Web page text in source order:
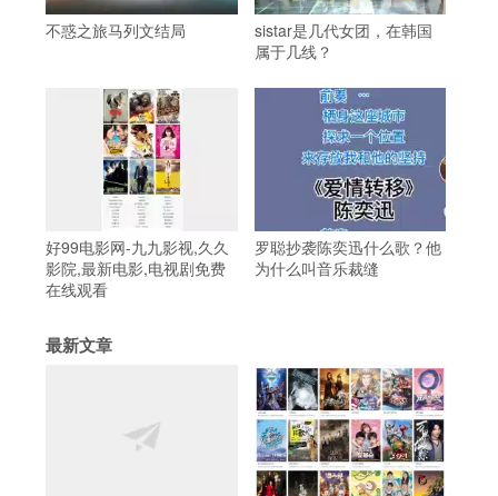
不惑之旅马列文结局
sistar是几代女团，在韩国
属于几线？
好99电影网-九九影视,久久
影院,最新电影,电视剧免费
在线观看
罗聪抄袭陈奕迅什么歌？他
为什么叫音乐裁缝
最新文章